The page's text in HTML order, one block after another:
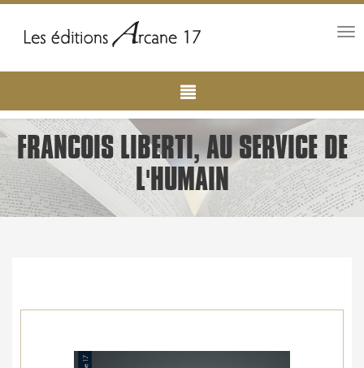
contenu
principal
navigation
FRANCOIS LIBERTI, AU SERVICE DE
L'HUMAIN